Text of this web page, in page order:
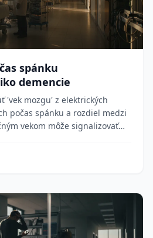
spánku
demencie
'vek mozgu' z elektrických
počas spánku a rozdiel medzi
vekom môže signalizovať